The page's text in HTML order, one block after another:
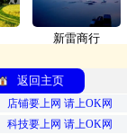
新雷商行
返回主页
店铺要上网 请上OK网
科技要上网 请上OK网